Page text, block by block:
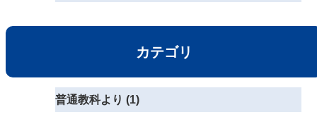
カテゴリ
普通教科より (1)